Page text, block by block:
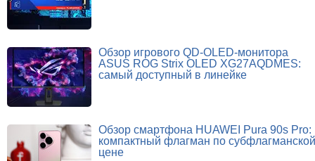
Обзор игрового QD-OLED-монитора
ASUS ROG Strix OLED XG27AQDMES:
самый доступный в линейке
Обзор смартфона HUAWEI Pura 90s Pro:
компактный флагман по субфлагманской
цене